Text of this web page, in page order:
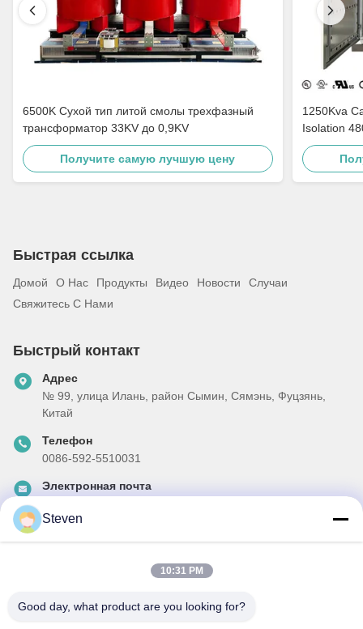
6500K Сухой тип литой смолы трехфазный
трансформатор 33KV до 0,9KV
Получите самую лучшую цену
1250Kva Cast Resin Dry Type Transformers
Isolation
Быстрая ссылка
Домой О Нас Продукты Видео Новости
Случаи
Свяжитесь С Нами
Быстрый контакт
Адрес
№ 99, улица Илань, район Сымин, Сямэнь, Фуцзянь,
Китай
Телефон
0086-592-5510031
Электронная почта
Подпишитесь на нашу информационную рассылку для
получения скидок и прочего.
Steven
10:31 PM
Good day, what product are you looking for?